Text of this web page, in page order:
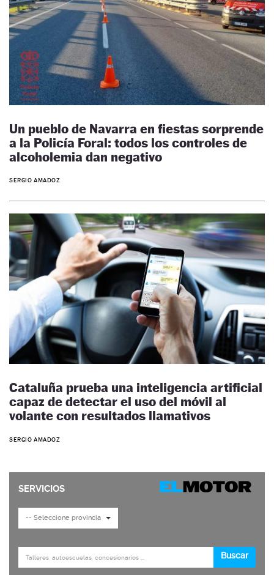
Un pueblo de Navarra en fiestas sorprende
a la Policía Foral: todos los controles de
alcoholemia dan negativo
SERGIO AMADOZ
Cataluña prueba una inteligencia artificial
capaz de detectar el uso del móvil al
volante con resultados llamativos
SERGIO AMADOZ